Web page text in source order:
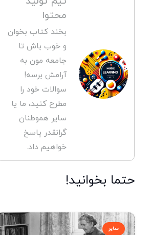
محتوا
بخند کتاب بخوان
و خوب باش تا
جامعه مون به
آرامش برسه!
سوالات خود را
مطرح کنید، ما یا
سایر هموطنان
گرانقدر پاسخ
خواهیم داد.
حتما بخوانید!
سایر